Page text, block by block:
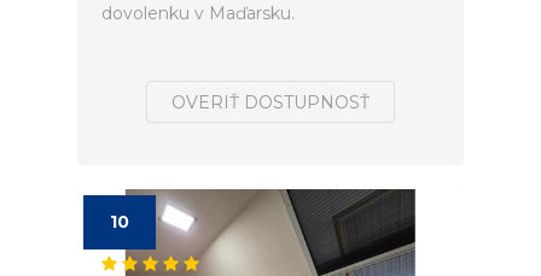
dovolenku v Maďarsku.
OVERIŤ DOSTUPNOSŤ
10